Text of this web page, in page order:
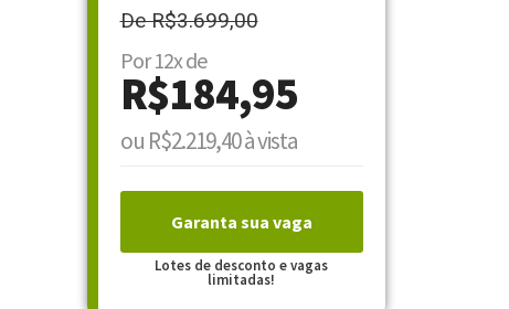
De R$3.699,00
Por 12x de
R$184,95
ou R$2.219,40 à vista
Garanta sua vaga
Lotes de desconto e vagas
limitadas!